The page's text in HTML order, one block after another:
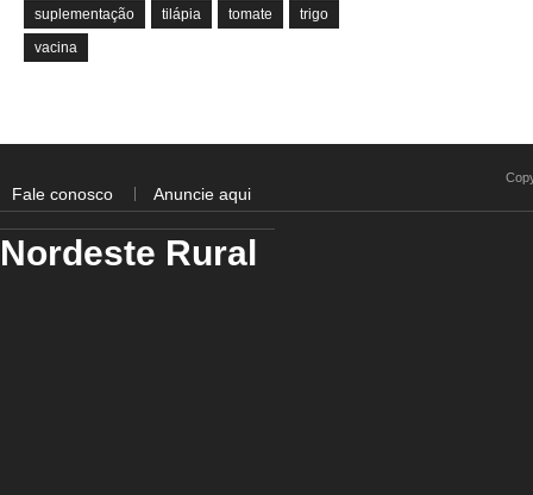
suplementação
tilápia tomate
trigo
vacina
Fale conosco Anuncie aqui
Nordeste Rural